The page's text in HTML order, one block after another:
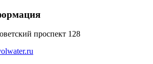
проспект 128